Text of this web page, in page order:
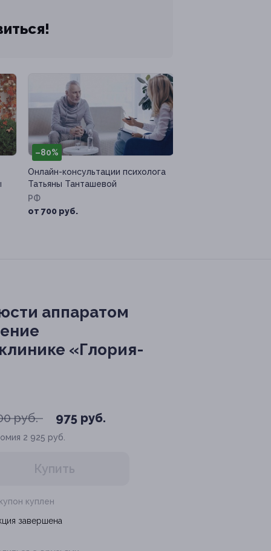
–80%
Онлайн-консультации психолога
Татьяны Танташевой
РФ
от 700 руб.
аппаратом
«Глория-
руб. 975 руб.
2 925 руб.
Купить
куплен
завершена